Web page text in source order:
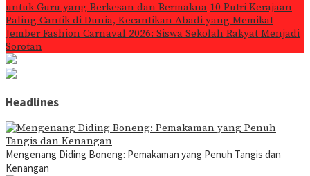
untuk Guru yang Berkesan dan Bermakna 10 Putri Kerajaan
Paling Cantik di Dunia, Kecantikan Abadi yang Memikat
Jember Fashion Carnaval 2026: Siswa Sekolah Rakyat Menjadi
Sorotan
Headlines
Mengenang Diding Boneng: Pemakaman yang Penuh Tangis dan
Kenangan